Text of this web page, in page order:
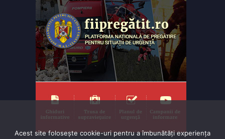
Acest site folosește cookie-uri pentru a îmbunătăți experiența